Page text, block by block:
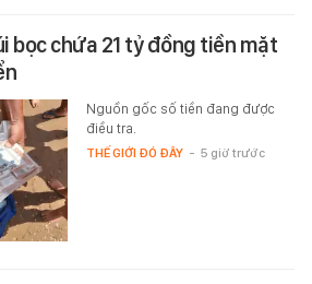
bọc chứa 21 tỷ đồng tiền mặt
Nguồn gốc số tiền đang được
điều tra.
THẾ GIỚI ĐÓ ĐÂY - 5 giờ trước